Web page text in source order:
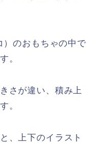
）のおもちゃの中で
。
さが違い、積み上
。
、上下のイラスト